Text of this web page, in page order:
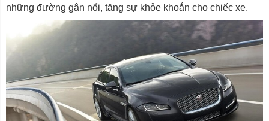
những đường gân nổi, tăng sự khỏe khoắn cho chiếc xe.